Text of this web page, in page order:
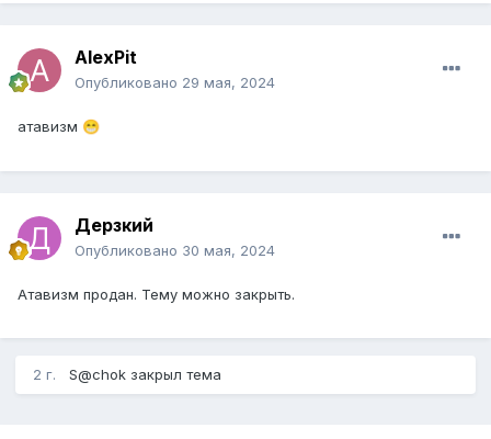
AlexPit
Опубликовано 29 мая, 2024
атавизм 😁
Дерзкий
Опубликовано 30 мая, 2024
Атавизм продан. Тему можно закрыть.
2 г. S@chok закрыл тема